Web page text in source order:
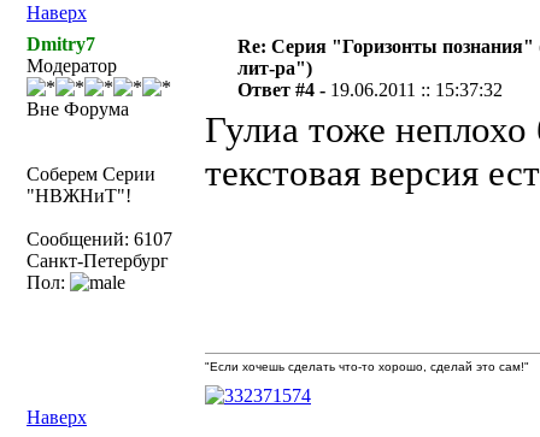
Наверх
Dmitry7
Модератор
Вне Форума
Соберем Серии
"НВЖНиТ"!
Сообщений: 6107
Санкт-Петербург
Пол:
Re: Серия "Горизонты познания"
лит-ра")
Ответ #4 - 19.06.2011 :: 15:37:32
Гулиа тоже неплохо
текстовая версия
Наверх
"Если хочешь сделать что-то хорошо, сделай это сам!"